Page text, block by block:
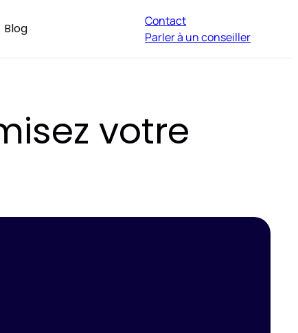
Blog
Contact
Parler à un conseiller
votre